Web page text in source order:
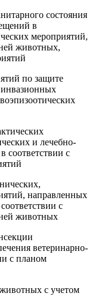
состояния
в
мероприятий,
животных,
по защите
и лечебно-
соответствии с
направленных
с
животных
ветеринарно-
с планом
с учетом